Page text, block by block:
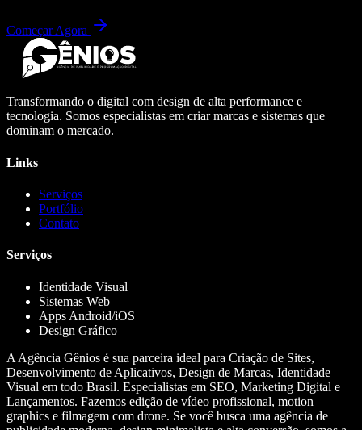
Começar Agora
Transformando o digital com design de alta performance e
tecnologia. Somos especialistas em criar marcas e sistemas que
dominam o mercado.
Links
Serviços
Portfólio
Contato
Serviços
Identidade Visual
Sistemas Web
Apps Android/iOS
Design Gráfico
A Agência Gênios é sua parceira ideal para Criação de Sites,
Desenvolvimento de Aplicativos, Design de Marcas, Identidade
Visual em todo Brasil. Especialistas em SEO, Marketing Digital e
Lançamentos. Fazemos edição de vídeo profissional, motion
graphics e filmagem com drone. Se você busca uma agência de